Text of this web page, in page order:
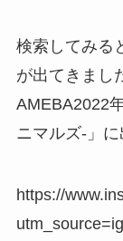
検索してみる
が出てきまし
AMEBA2022
ニマルズ-」に
https://